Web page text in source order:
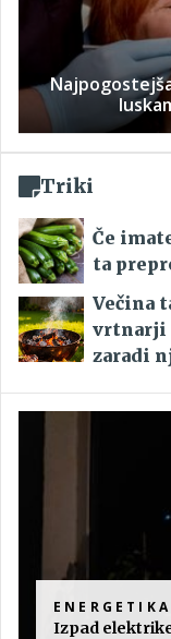
Triki
Če
ta
Večina
vrtnarji
zaradi
ENERGETIKA
Izpad